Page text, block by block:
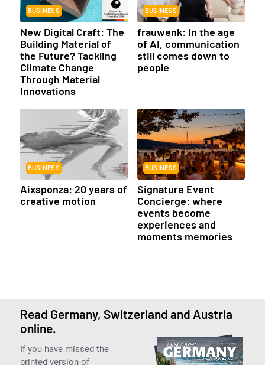
BUSINESS
New Digital Craft: The
Building Material of
the Future? Tackling
Climate Change
Through Material
Innovations
BUSINESS
frauwenk: In the age
of AI, communication
still comes down to
people
BUSINESS
Aixsponza: 20 years of
creative motion
BUSINESS
Signature Event
Concierge: where
events become
experiences and
moments memories
Read Germany, Switzerland and Austria
online.
If you have missed the
printed version of